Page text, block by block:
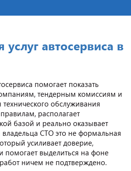
автосервиса в
помогает показать
тендерным комиссиям и
обслуживания
располагает
базой и реально оказывает
владельца СТО это не формальная
усиливает доверие,
помогает выделиться на фоне
ничем не подтверждено.